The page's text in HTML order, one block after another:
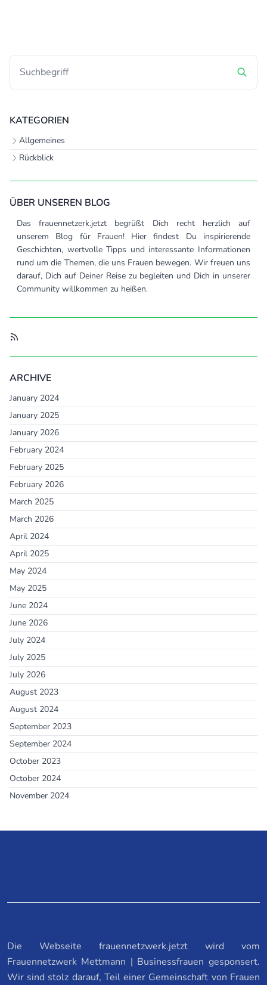
KATEGORIEN
Allgemeines
Rückblick
ÜBER UNSEREN BLOG
Das frauennetzerk.jetzt begrüßt Dich recht herzlich auf
unserem Blog für Frauen! Hier findest Du inspirierende
Geschichten, wertvolle Tipps und interessante Informationen
rund um die Themen, die uns Frauen bewegen. Wir freuen uns
darauf, Dich auf Deiner Reise zu begleiten und Dich in unserer
Community willkommen zu heißen.
ARCHIVE
January 2024
January 2025
January 2026
February 2024
February 2025
February 2026
March 2025
March 2026
April 2024
April 2025
May 2024
May 2025
June 2024
June 2026
July 2024
July 2025
July 2026
August 2023
August 2024
September 2023
September 2024
October 2023
October 2024
November 2024
Die Webseite frauennetzwerk.jetzt wird vom
Frauennetzwerk Mettmann | Businessfrauen gesponsert.
Wir sind stolz darauf, Teil einer Gemeinschaft von Frauen